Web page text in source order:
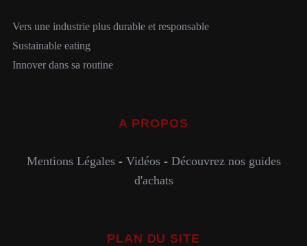
Vers une industrie plus durable et responsable
Sustainable eating
Innover dans sa routine
A PROPOS
Mentions Légales- Vidéos- Découvrez nos guides
d'achats
PLAN DU SITE